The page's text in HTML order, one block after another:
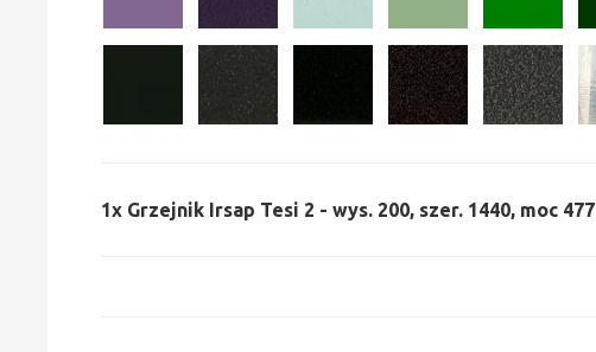
1x Grzejnik Irsap Tesi 2 - wys. 200, szer. 1440, moc 477